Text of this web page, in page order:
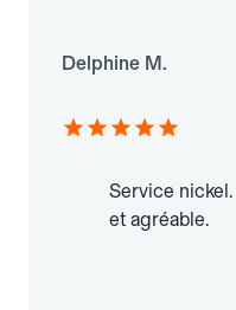
Delphine M.
Service
et agréable.